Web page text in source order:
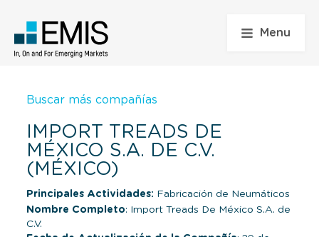
Menu
Buscar más compañías
IMPORT TREADS DE
MÉXICO S.A. DE C.V.
(MÉXICO)
Principales Actividades: Fabricación de Neumáticos
Nombre Completo: Import Treads De México S.A. de
C.V.